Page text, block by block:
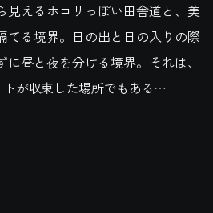
見えるホコリっぽい田舎道と、美
てる境界。日の出と日の入りの際
昼と夜を分ける境界。それは、
が収束した場所でもある…